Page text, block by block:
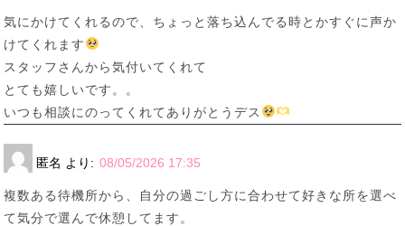
気にかけてくれるので、ちょっと落ち込んでる時とかすぐに声か
けてくれます
スタッフさんから気付いてくれて
とても嬉しいです。。
いつも相談にのってくれてありがとうデス
匿名 より: 08/05/2026 17:35
複数ある待機所から、自分の過ごし方に合わせて好きな所を選べ
て気分で選んで休憩してます。